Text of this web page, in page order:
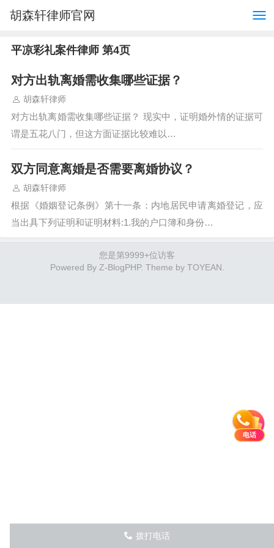
胡森轩律师官网
平凉彩礼案件律师 第4页
对方出轨离婚需收集哪些证据？
胡森轩律师
对方出轨离婚需收集哪些证据？ 现实中，证明婚外情的证据可
谓是五花八门，但这方面证据比较难以…
双方同意离婚是否需要离婚协议？
胡森轩律师
根据《婚姻登记条例》第十一条：内地居民申请离婚登记，应
当出具下列证明和证明材料:1.我的户口簿和身份…
您是第9999+位访客
Powered By Z-BlogPHP. Theme by TOYEAN
󦅁 拨打电话
电话